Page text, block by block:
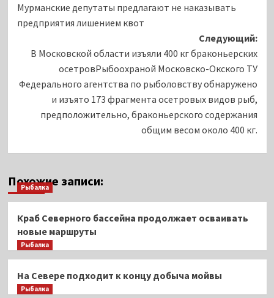
записи
Мурманские депутаты предлагают не наказывать
предприятия лишением квот
Следующий:
В Московской области изъяли 400 кг браконьерских
осетровРыбоохраной Московско-Окского ТУ
Федерального агентства по рыболовству обнаружено
и изъято 173 фрагмента осетровых видов рыб,
предположительно, браконьерского содержания
общим весом около 400 кг.
Похожие записи:
Рыбалка
Краб Северного бассейна продолжает осваивать
новые маршруты
Рыбалка
На Севере подходит к концу добыча мойвы
Рыбалка